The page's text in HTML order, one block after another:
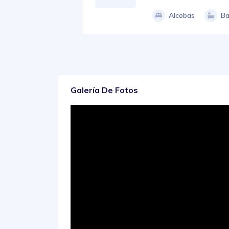
Alcobas
Galería De Fotos